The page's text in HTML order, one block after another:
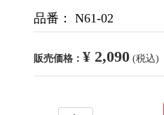
品番： N61-02
販売価格： ¥ 2,090 (税込)